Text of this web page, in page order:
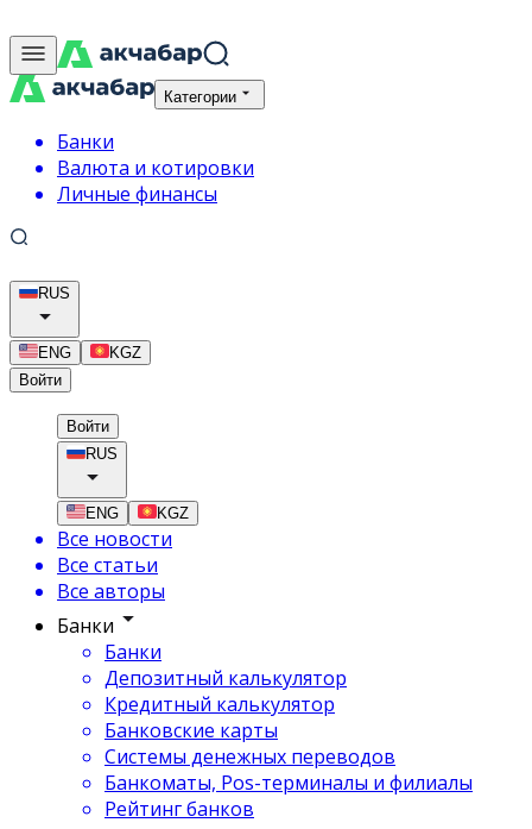
Категории
Банки
Валюта и котировки
Личные финансы
RUS
ENG
KGZ
Войти
Войти
RUS
ENG KGZ
Все новости
Все статьи
Все авторы
Банки
Банки
Депозитный калькулятор
Кредитный калькулятор
Банковские карты
Системы денежных переводов
Банкоматы, Pos-терминалы и филиалы
Рейтинг банков